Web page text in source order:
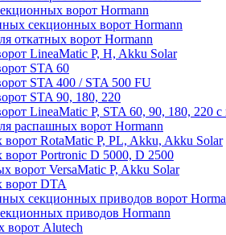
ворот Hormann
секционных ворот Hormann
откатных ворот Hormann
LineaMatic P, H, Akku Solar
STA 60
STA 400 / STA 500 FU
STA 90, 180, 220
LineaMatic P, STA 60, 90, 180, 220
распашных ворот Hormann
RotaMatic P, PL, Akku, Akku Solar
Portronic D 5000, D 2500
ворот VersaMatic P, Akku Solar
DTA
секционных приводов ворот
приводов Hormann
ворот Alutech